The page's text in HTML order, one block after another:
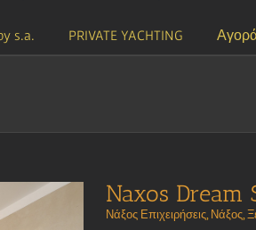
s.a. PRIVATE YACHTING
Naxos Dream
Νάξος Επιχειρήσεις, Νάξος,